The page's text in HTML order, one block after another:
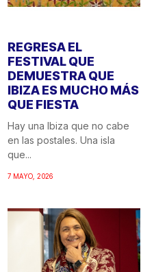
REGRESA EL
FESTIVAL QUE
DEMUESTRA QUE
IBIZA ES MUCHO MÁS
QUE FIESTA
Hay una Ibiza que no cabe
en las postales. Una isla
que...
7 MAYO, 2026